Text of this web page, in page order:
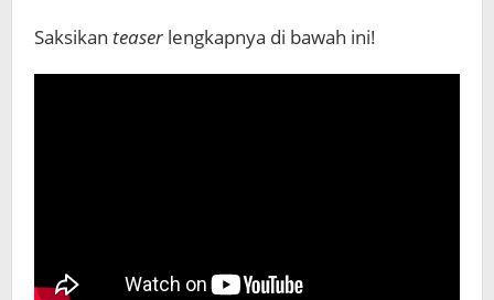
Saksikan teaserlengkapnya di bawah ini!